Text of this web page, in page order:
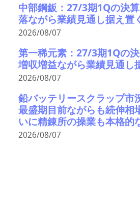
中部鋼鈑：27/3期1Qの決
落ながら業績見通し据え置
2026/08/07
第一稀元素：27/3期1Qの
増収増益ながら業績見通し
2026/08/07
鉛バッテリースクラップ市
最盛期目前ながらも続伸
いに精錬所の操業も本格的
2026/08/07